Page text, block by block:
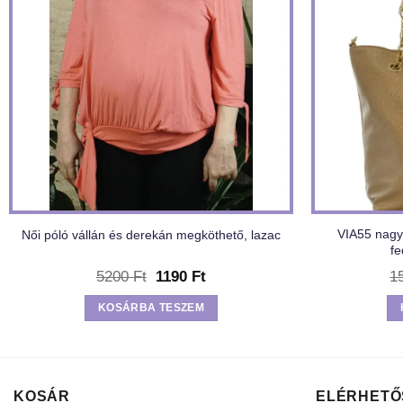
Női póló vállán és derekán megköthető, lazac
5200Ft Original
price
was:
5200 Ft.
1190 FtCurrent
price
1190 Ft.
KOSÁRBA TESZEM
VIA55
KOSÁR